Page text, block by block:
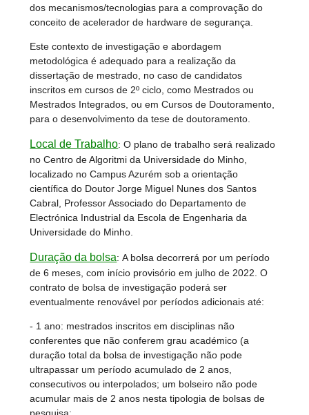
dos mecanismos/tecnologias para a comprovação do
conceito de acelerador de hardware de segurança.
Este contexto de investigação e abordagem
metodológica é adequado para a realização da
dissertação de mestrado, no caso de candidatos
inscritos em cursos de 2º ciclo, como Mestrados ou
Mestrados Integrados, ou em Cursos de Doutoramento,
para o desenvolvimento da tese de doutoramento.
Local de Trabalho:O plano de trabalho será realizado
no Centro de Algoritmi da Universidade do Minho,
localizado no Campus Azurém sob a orientação
científica do Doutor Jorge Miguel Nunes dos Santos
Cabral, Professor Associado do Departamento de
Electrónica Industrial da Escola de Engenharia da
Universidade do Minho.
Duração da bolsa:A bolsa decorrerá por um período
de 6 meses, com início provisório em julho de 2022. O
contrato de bolsa de investigação poderá ser
eventualmente renovável por períodos adicionais até:
- 1 ano: mestrados inscritos em disciplinas não
conferentes que não conferem grau académico (a
duração total da bolsa de investigação não pode
ultrapassar um período acumulado de 2 anos,
consecutivos ou interpolados; um bolseiro não pode
acumular mais de 2 anos nesta tipologia de bolsas de